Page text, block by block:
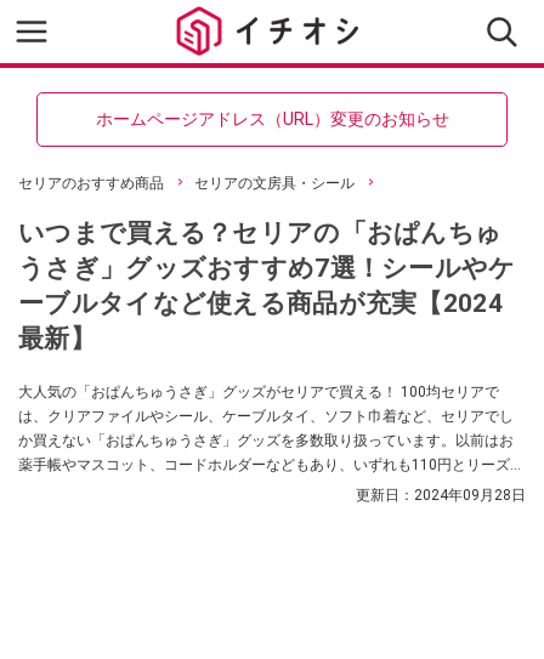
ホームページアドレス（URL）変更のお知らせ
セリアのおすすめ商品 セリアの文房具・シール
いつまで買える？セリアの「おぱんちゅ
うさぎ」グッズおすすめ7選！シールやケ
ーブルタイなど使える商品が充実【2024
最新】
大人気の「おぱんちゅうさぎ」グッズがセリアで買える！ 100均セリアで
は、クリアファイルやシール、ケーブルタイ、ソフト巾着など、セリアでし
か買えない「おぱんちゅうさぎ」グッズを多数取り扱っています。以前はお
薬手帳やマスコット、コードホルダーなどもあり、いずれも110円とリーズナ
ブルな値段で手に取りやすいのがうれしいです。今回は、セリアで買えるお
更新日： 2024年09月28日